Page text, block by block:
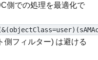
側での処理を最適化で
側フィルター) は避ける